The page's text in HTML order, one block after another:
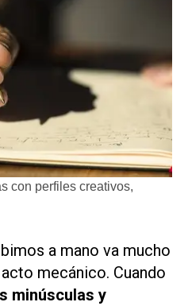
con perfiles creativos,
a mano va mucho
mecánico. Cuando
minúsculas y